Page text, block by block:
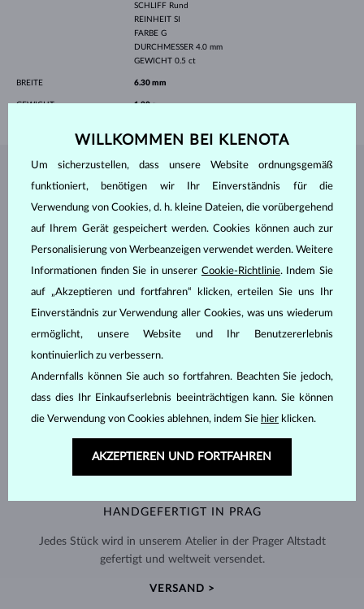
SCHLIFF Rund
REINHEIT SI
FARBE G
DURCHMESSER 4.0 mm
GEWICHT 0.5 ct
BREITE 6.30 mm
GEWICHT 1.80 g
SCHMUCK AUS DEMKLENOTA ATELIER
HANDGEFERTIGT IN PRAG
Jedes Stück wird in unserem Atelier in der Prager Altstadt
gefertigt und weltweit versendet.
VERSAND >
WILLKOMMEN BEI KLENOTA
Um sicherzustellen, dass unsere Website ordnungsgemäß
funktioniert, benötigen wir Ihr Einverständnis für die
Verwendung von Cookies, d. h. kleine Dateien, die vorübergehend
auf Ihrem Gerät gespeichert werden. Cookies können auch zur
Personalisierung von Werbeanzeigen verwendet werden. Weitere
Informationen finden Sie in unserer Cookie-Richtlinie. Indem Sie
auf „Akzeptieren und fortfahren“ klicken, erteilen Sie uns Ihr
Einverständnis zur Verwendung aller Cookies, was uns wiederum
ermöglicht, unsere Website und Ihr Benutzererlebnis
kontinuierlich zu verbessern.
Andernfalls können Sie auch so fortfahren. Beachten Sie jedoch,
dass dies Ihr Einkaufserlebnis beeinträchtigen kann. Sie können
die Verwendung von Cookies ablehnen, indem Sie hier klicken.
AKZEPTIEREN UND FORTFAHREN